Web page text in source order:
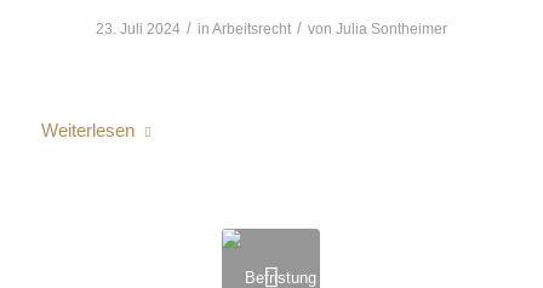
23. Juli 2024 / in Arbeitsrecht / von Julia Sontheimer
Weiterlesen